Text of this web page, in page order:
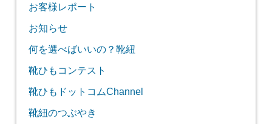
お客様レポート
お知らせ
何を選べばいいの？靴紐
靴ひもコンテスト
靴ひもドットコムChannel
靴紐のつぶやき